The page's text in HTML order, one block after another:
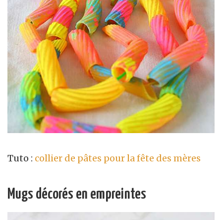
Tuto : collier de pâtes pour la fête des mères
Mugs décorés en empreintes